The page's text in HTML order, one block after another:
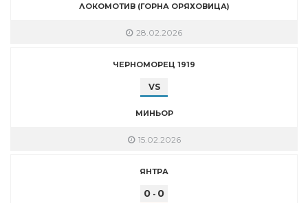
ЛОКОМОТИВ (ГОРНА ОРЯХОВИЦА)
28.02.2026
ЧЕРНОМОРЕЦ 1919
VS
МИНЬОР
15.02.2026
ЯНТРА
0 - 0